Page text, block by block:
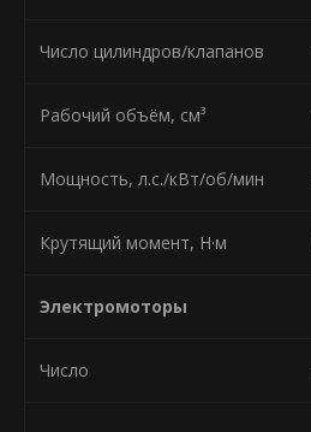
Число цилиндров/клапанов
Рабочий объём, см³
Мощность, л.с./кВт/об/мин
Крутящий момент, Н·м
Электромоторы
Число